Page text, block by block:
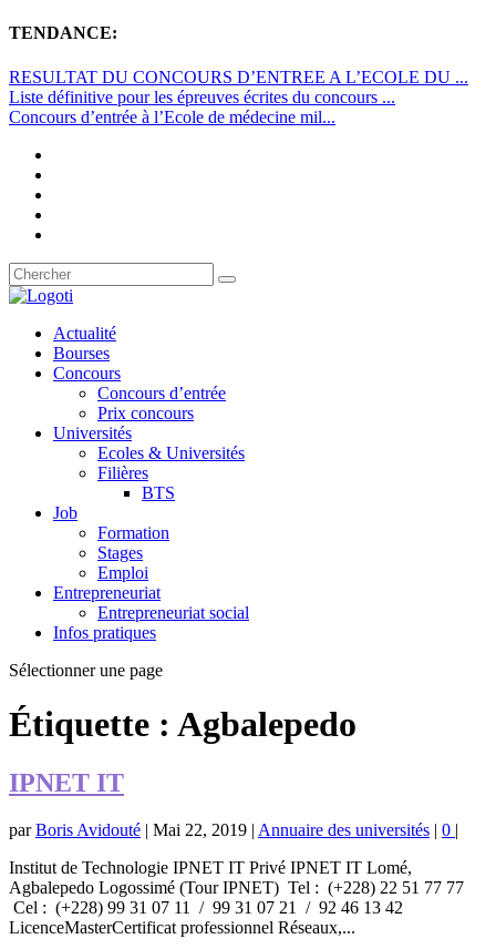
TENDANCE:
RESULTAT DU CONCOURS D’ENTREE A L’ECOLE DU ...
Liste définitive pour les épreuves écrites du concours ...
Concours d’entrée à l’Ecole de médecine mil...
Actualité
Bourses
Concours
Concours d’entrée
Prix concours
Universités
Ecoles & Universités
Filières
BTS
Job
Formation
Stages
Emploi
Entrepreneuriat
Entrepreneuriat social
Infos pratiques
Sélectionner une page
Étiquette : Agbalepedo
IPNET IT
parBoris Avidouté | Mai 22, 2019 | Annuaire des universités | 0 |
Institut de Technologie IPNET IT Privé IPNET IT Lomé,
Agbalepedo Logossimé (Tour IPNET) Tel : (+228) 22 51 77 77
Cel : (+228) 99 31 07 11 / 99 31 07 21 / 92 46 13 42
LicenceMasterCertificat professionnel Réseaux,...